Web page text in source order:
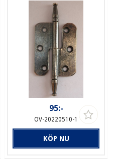
95:-
OV-20220510-1
KÖP NU